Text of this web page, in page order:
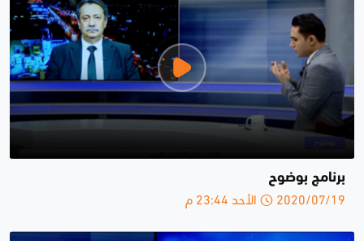
برنامج بوضوح
2020/07/19 الأحد 23:44 م